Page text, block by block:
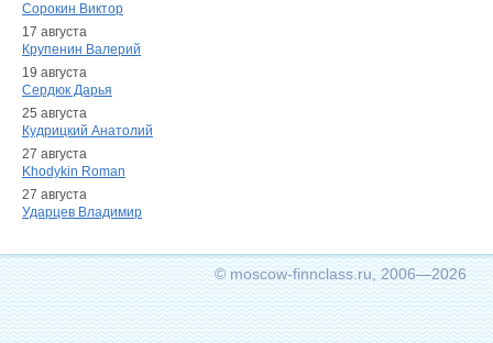
Сорокин Виктор
17 августа
Крупенин Валерий
19 августа
Сердюк Дарья
25 августа
Кудрицкий Анатолий
27 августа
Khodykin Roman
27 августа
Ударцев Владимир
© moscow-finnclass.ru, 2006—2026